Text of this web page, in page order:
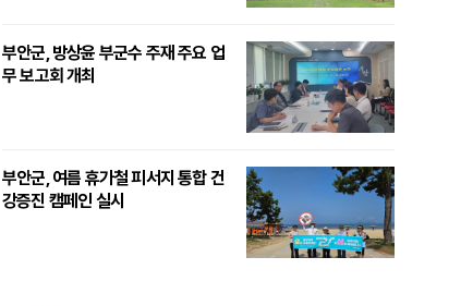
부안군, 방상윤 부군수 주재 주요 업
무 보고회 개최
부안군, 여름 휴가철 피서지 통합 건
강증진 캠페인 실시